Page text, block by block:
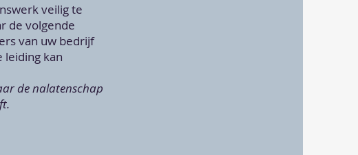
veilig te
de volgende
van uw bedrijf
kan
de nalatenschap